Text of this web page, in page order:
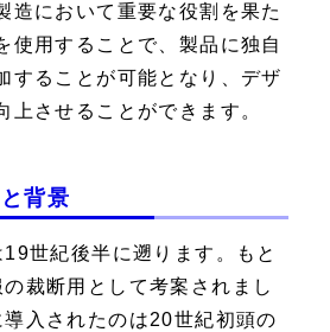
造において重要な役割を果た
使用することで、製品に独自
することが可能となり、デザ
上させることができます。
背景
世紀後半に遡ります。もと
裁断用として考案されまし
入されたのは20世紀初頭の